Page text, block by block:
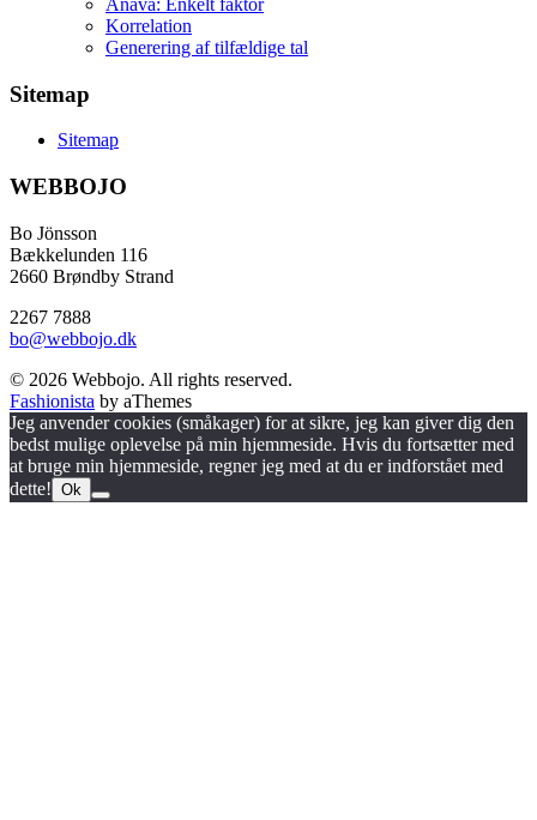
Korrelation
Generering af tilfældige tal
Sitemap
Sitemap
WEBBOJO
Bo Jönsson
Bækkelunden 116
2660 Brøndby Strand
2267 7888
bo@webbojo.dk
© 2026 Webbojo. All rights reserved.
Fashionista by aThemes
Jeg anvender cookies (småkager) for at sikre, jeg kan giver dig den
bedst mulige oplevelse på min hjemmeside. Hvis du fortsætter med
at bruge min hjemmeside, regner jeg med at du er indforstået med
dette! Ok